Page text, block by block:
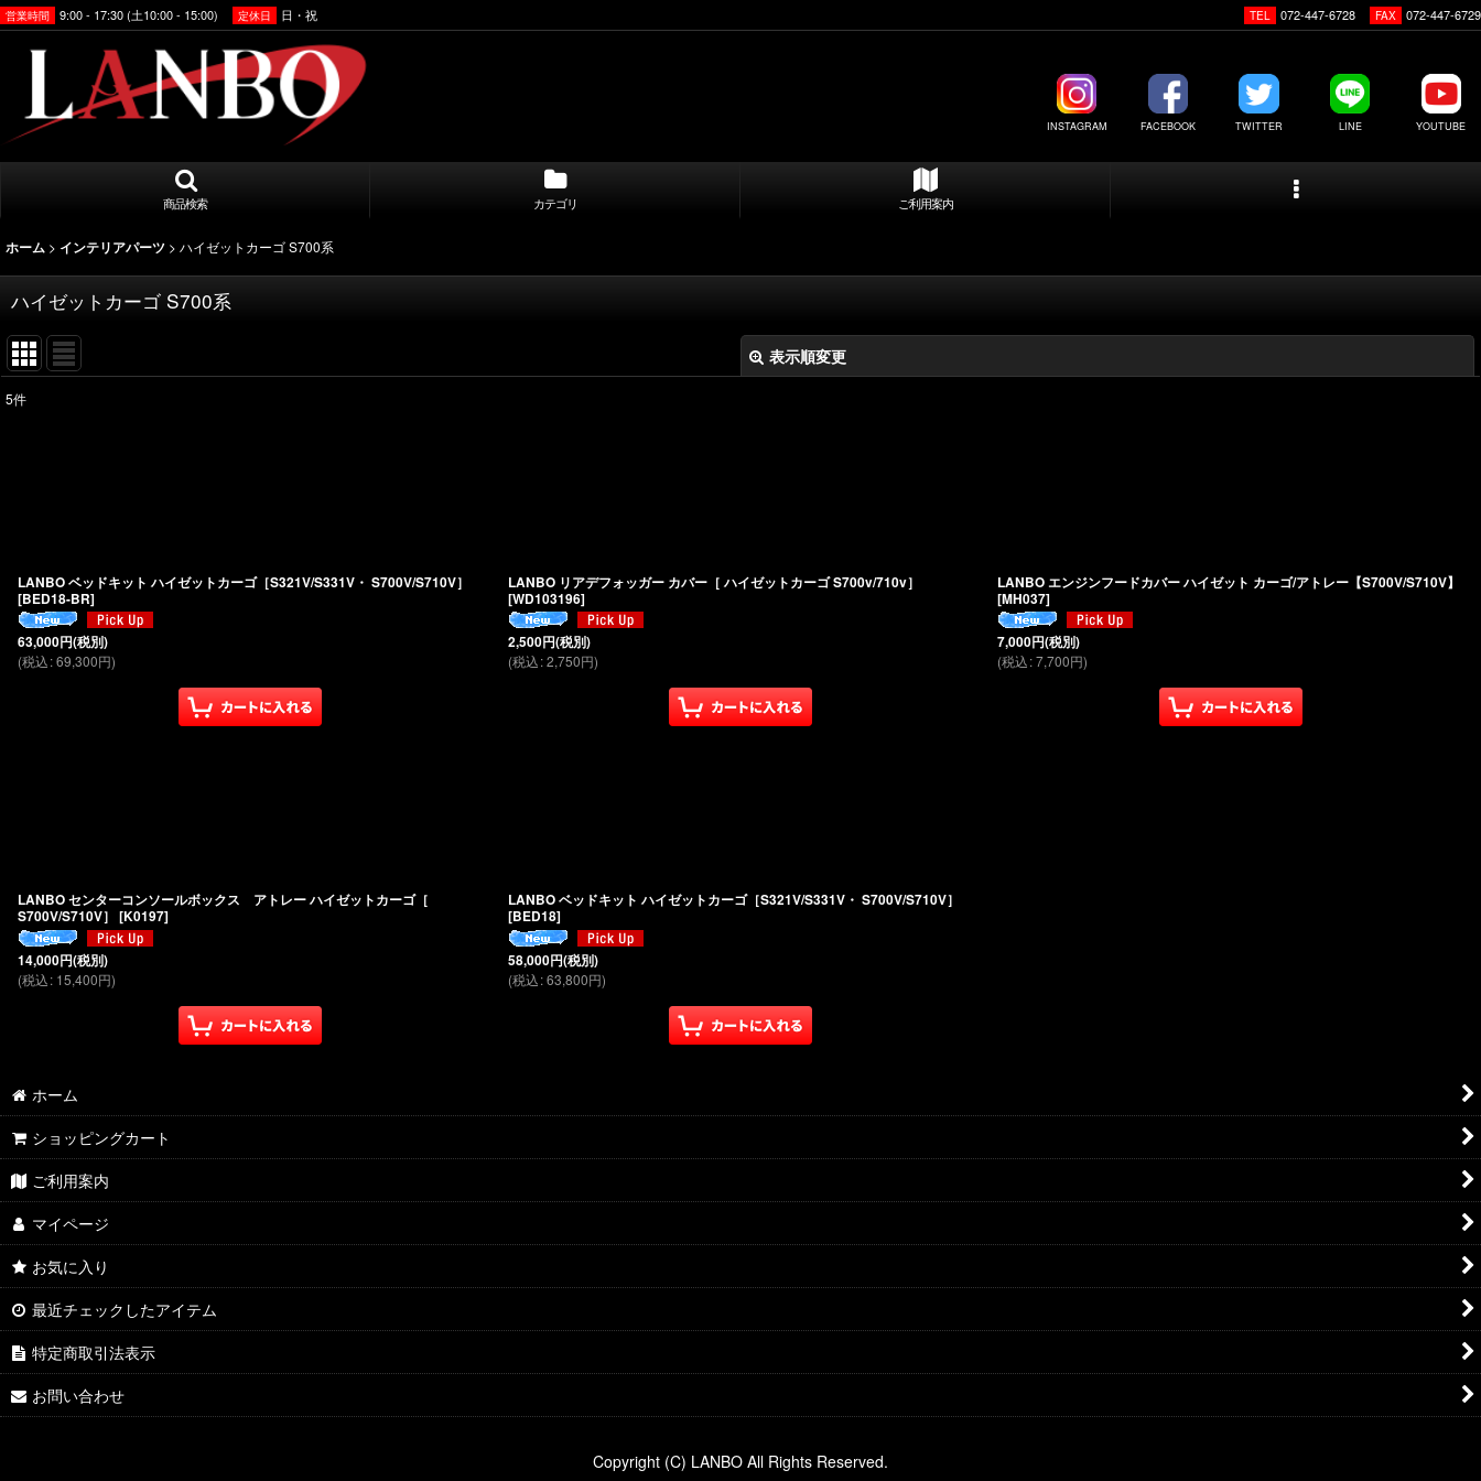
営業時間 9:00 - 17:30 (土10:00 - 15:00) 定休日 日・祝 TEL 072-447-6728 FAX 072-447-6729
INSTAGRAM FACEBOOK TWITTER LINE YOUTUBE
商品検索 カテゴリ ご利用案内
ホーム > インテリアパーツ > ハイゼットカーゴ S700系
ハイゼットカーゴ S700系
表示順変更
5件
LANBO ベッドキット ハイゼットカーゴ［S321V/S331V・ S700V/S710V］
[BED18-BR]
63,000円(税別)
(税込:69,300円)
LANBO リアデフォッガー カバー［ ハイゼットカーゴ S700v/710v］
[WD103196]
2,500円(税別)
(税込:2,750円)
LANBO エンジンフードカバー ハイゼット カーゴ/アトレー【S700V/S710V】
[MH037]
7,000円(税別)
(税込:7,700円)
LANBO センターコンソールボックス アトレー ハイゼットカーゴ［
S700V/S710V］ [K0197]
14,000円(税別)
(税込: 15,400円)
LANBO ベッドキット ハイゼットカーゴ［S321V/S331V・ S700V/S710V］
[BED18]
58,000円(税別)
(税込:63,800円)
ホーム
ショッピングカート
ご利用案内
マイページ
お気に入り
最近チェックしたアイテム
特定商取引法表示
お問い合わせ
Copyright (C) LANBO All Rights Reserved.